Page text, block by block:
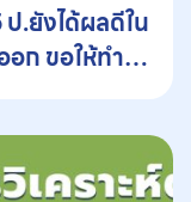
ป.ยังได้ผลดีใน
ก ขอให้ทำ